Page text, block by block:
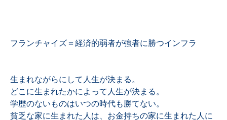
フランチャイズ＝経済的弱者が強者に勝つインフラ
生まれながらにして人生が決まる。
どこに生まれたかによって人生が決まる。
学歴のないものはいつの時代も勝てない。
貧乏な家に生まれた人は、お金持ちの家に生まれた人に